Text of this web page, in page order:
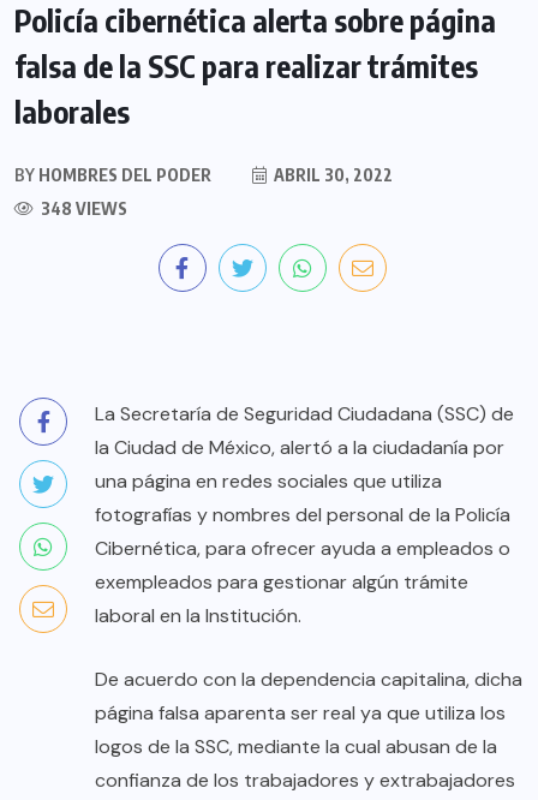
Policía cibernética alerta sobre página
falsa de la SSC para realizar trámites
laborales
BY HOMBRES DEL PODER
ABRIL 30, 2022
348 VIEWS
La Secretaría de Seguridad Ciudadana (SSC) de
la Ciudad de México, alertó a la ciudadanía por
una página en redes sociales que utiliza
fotografías y nombres del personal de la Policía
Cibernética, para ofrecer ayuda a empleados o
exempleados para gestionar algún trámite
laboral en la Institución.
De acuerdo con la dependencia capitalina, dicha
página falsa aparenta ser real ya que utiliza los
logos de la SSC, mediante la cual abusan de la
confianza de los trabajadores y extrabajadores